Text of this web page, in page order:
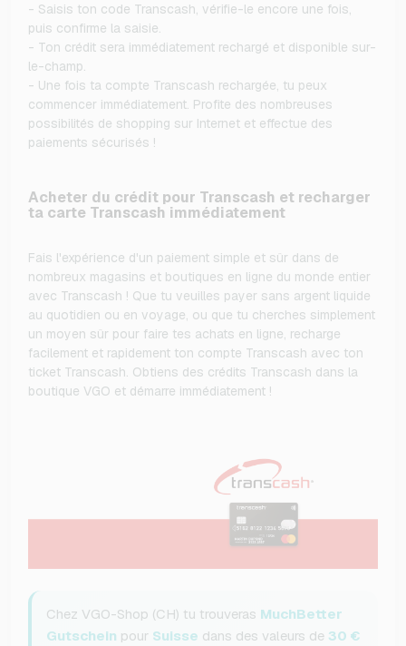
- Saisis ton code Transcash, vérifie-le encore une fois,
puis confirme la saisie.
- Ton crédit sera immédiatement rechargé et disponible sur-
le-champ.
- Une fois ta compte Transcash rechargée, tu peux
commencer immédiatement. Profite des nombreuses
possibilités de shopping sur Internet et effectue des
paiements sécurisés !
Acheter du crédit pour Transcash et recharger
ta carte Transcash immédiatement
Fais l'expérience d'un paiement simple et sûr dans de
nombreux magasins et boutiques en ligne du monde entier
avec Transcash ! Que tu veuilles payer sans argent liquide
au quotidien ou en voyage, ou que tu cherches simplement
un moyen sûr pour faire tes achats en ligne, recharge
facilement et rapidement ton compte Transcash avec ton
ticket Transcash. Obtiens des crédits Transcash dans la
boutique VGO et démarre immédiatement !
Chez VGO-Shop (CH) tu trouveras MuchBetter
Gutschein pour Suisse dans des valeurs de 30 €